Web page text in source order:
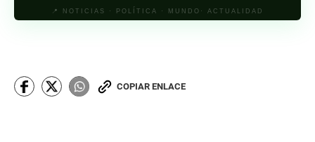
📍 NOTICIAS · POLÍTICA · MUNDO· ACTUALIDAD
COPIAR ENLACE